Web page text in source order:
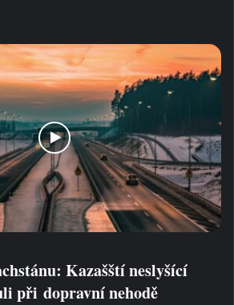
Kazašští neslyšící
při dopravní nehodě